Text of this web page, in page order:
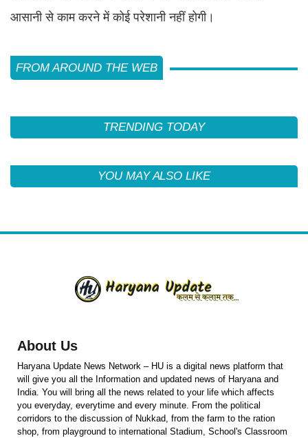
आसानी से काम करने में कोई परेशानी नहीं होगी।
FROM AROUND THE WEB
TRENDING TODAY
YOU MAY ALSO LIKE
About Us
Haryana Update News Network – HU is a digital news platform that
will give you all the Information and updated news of Haryana and
India. You will bring all the news related to your life which affects
you everyday, everytime and every minute. From the political
corridors to the discussion of Nukkad, from the farm to the ration
shop, from playground to international Stadium, School's Classroom